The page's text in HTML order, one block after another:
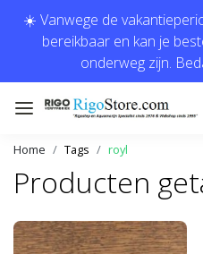
☀️ Vanwege de
bereikbaar en kan je
onderweg zijn.
Home Tags royl
Producten